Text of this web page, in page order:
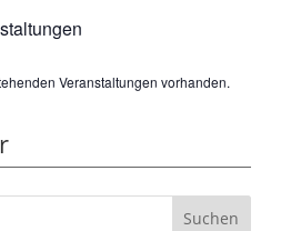
Veranstaltungen vorhanden.